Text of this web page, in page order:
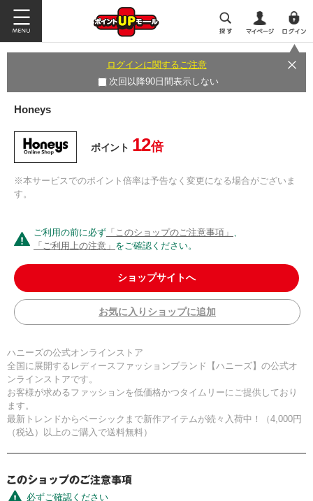
ログインに関するご注意
次回以降90日間表示しない
Honeys
ポイント 12倍
※本サービスでのポイント倍率は予告なく変更になる場合がございま
す。
ご利用の前に必ず 「このショップのご注意事項」 、
「ご利用上の注意」 をご確認ください。
ショップサイトへ
お気に入りショップに追加
ハニーズの公式オンラインストア
全国に展開するレディースファッションブランド【ハニーズ】の公式オ
ンラインストアです。
お客様が求めるファッションを低価格かつタイムリーにご提供しており
ます。
最新トレンドからベーシックまで新作アイテムが続々入荷中！（4,000円
（税込）以上のご購入で送料無料）
必ずご確認ください